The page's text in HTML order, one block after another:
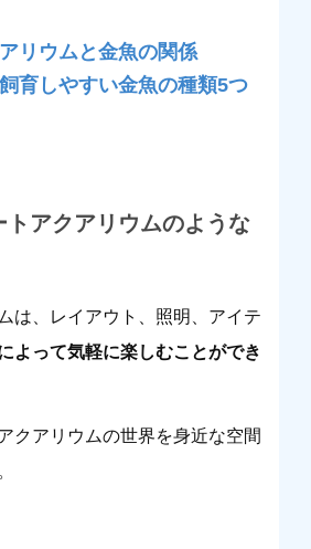
リウムと金魚の関係
育しやすい金魚の種類5つ
トアクアリウムのような
は、レイアウト、照明、アイテ
よって気軽に楽しむことができ
クアリウムの世界を身近な空間